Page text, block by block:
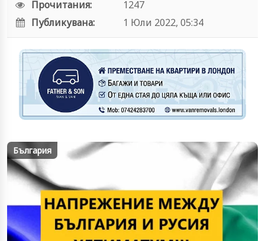
Прочитания:
1247
Публикувана:
1 Юли 2022, 05:34
България